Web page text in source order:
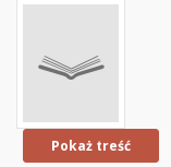
Pokaż treść